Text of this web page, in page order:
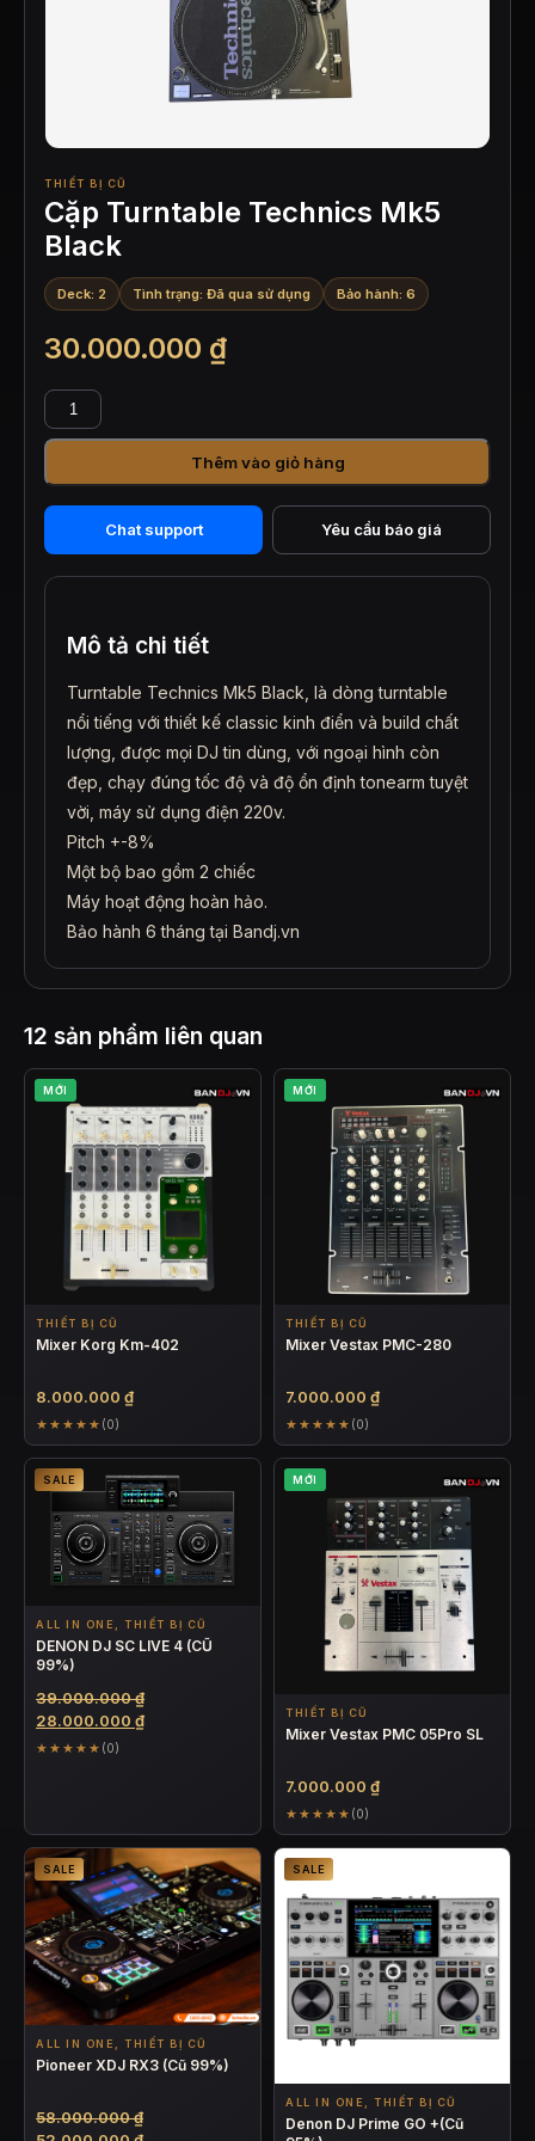
THIẾT BỊ CŨ
Cặp Turntable Technics Mk5
Black
Deck: 2 Tình trạng: Đã qua sử dụng Bảo hành: 6
30.000.000 ₫
Cặp
Turntable
Technics
Black
số
Thêm vào giỏ hàng
Chat support Yêu cầu báo giá
Mô tả chi tiết
Turntable Technics Mk5 Black, là dòng turntable
nổi tiếng với thiết kế classic kinh điển và build chất
lượng, được mọi DJ tin dùng, với ngoại hình còn
đẹp, chạy đúng tốc độ và độ ổn định tonearm tuyệt
vời, máy sử dụng điện 220v.
Pitch +-8%
Một bộ bao gồm 2 chiếc
Máy hoạt động hoàn hảo.
Bảo hành 6 tháng tại Bandj.vn
12 sản phẩm liên quan
MỚI
THIẾT BỊ CŨ
Mixer Korg Km-402
8.000.000 ₫
★★★★★ (0)
MỚI
THIẾT BỊ CŨ
Mixer Vestax PMC-280
7.000.000 ₫
★★★★★ (0)
SALE
ALL IN ONE, THIẾT BỊ CŨ
DENON DJ SC LIVE 4 (CŨ
99%)
39.000.000₫Giá
gốc
28.000.000 ₫Giá
★★★★★ (0)
MỚI
THIẾT BỊ CŨ
Mixer Vestax PMC 05Pro SL
7.000.000 ₫
★★★★★ (0)
SALE
ALL IN ONE, THIẾT BỊ CŨ
Pioneer XDJ RX3 (Cũ 99%)
58.000.000₫Giá
SALE
ALL IN ONE, THIẾT BỊ CŨ
Denon DJ Prime GO +(Cũ